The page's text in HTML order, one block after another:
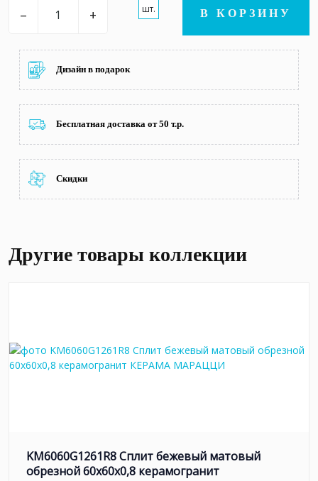
– + шт. В КОРЗИНУ
Дизайн в подарок
Бесплатная доставка от 50 т.р.
Скидки
Другие товары коллекции
KM6060G1261R8 Сплит бежевый матовый
обрезной 60x60x0,8 керамогранит